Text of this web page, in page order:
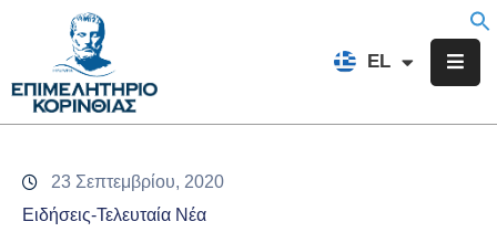
EL
FR
Επιμελητήριο
Υπηρεσίες
23 Σεπτεμβρίου, 2020
Ειδήσεις-Τελευταία Νέα